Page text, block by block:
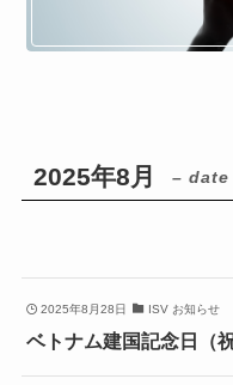
2025年8月 – date
2025年8月28日 ISV お知らせ
ベトナム建国記念日（